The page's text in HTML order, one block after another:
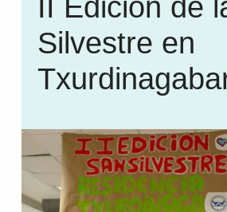
II Edición de
Silvestre en